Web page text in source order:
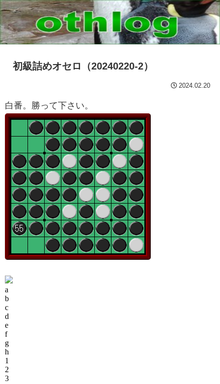
初級詰めオセロ（20240220-2）
2024.02.20
白番。勝って下さい。